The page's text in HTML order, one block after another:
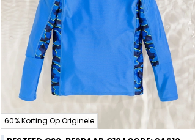
60% Korting Op Originele